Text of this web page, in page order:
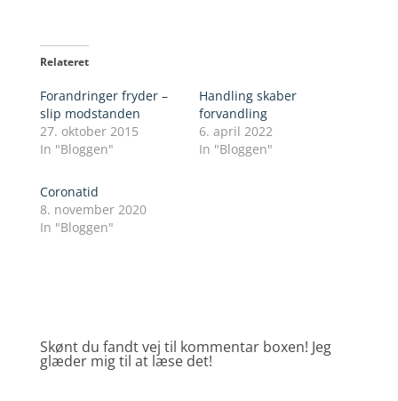
Relateret
Forandringer fryder –
slip modstanden
27. oktober 2015
In "Bloggen"
Handling skaber
forvandling
6. april 2022
In "Bloggen"
Coronatid
8. november 2020
In "Bloggen"
Skønt du fandt vej til kommentar boxen! Jeg
glæder mig til at læse det!